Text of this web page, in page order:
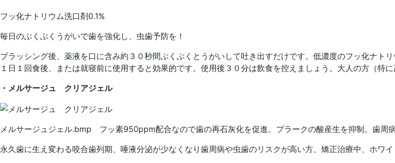
フッ化ナトリウム洗口剤0.1%
毎日のぶくぶくうがいで歯を強化し、虫歯予防を！
ブラッシング後、薬液を口に含み約３０秒間ぶくぶくとうがいして吐き出すだけです。低濃度のフッ化ナト
１日１回食後、または就寝前に使用すると効果的です。使用後３０分は飲食を控えましょう。大人の方（特に
・メルサージュ クリアジェル
メルサージュジェル.bmp フッ素950ppm配合なので歯の再石灰化を促進。プラークの酸産生を抑制。歯周
永久歯に生え変わる咬合歯列期、唾液分泌が少なくなり歯周病や虫歯のリスクが高い方、矯正治療中、ホワ